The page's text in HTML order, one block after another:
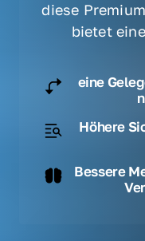
diese
bietet
eine
Höhere
Bessere